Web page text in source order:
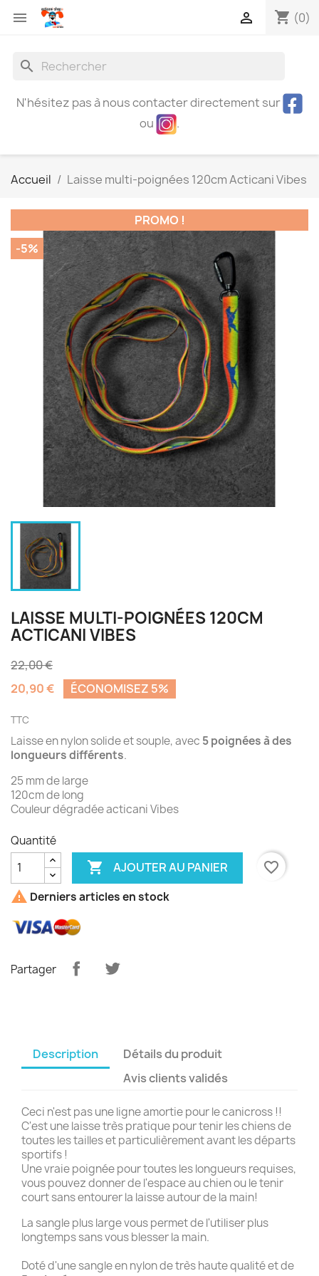
 shopping_cart (0)

search
N'hésitez pas à nous contacter directement sur
ou
.
Accueil Laisse multi-poignées 120cm Acticani Vibes
PROMO !
-5%
LAISSE MULTI-POIGNÉES 120CM
ACTICANI VIBES
22,00 €
20,90 €
ÉCONOMISEZ 5%
TTC
Laisse en nylon solide et souple, avec 5 poignées à des
longueurs différents.
25 mm de large
120cm de long
Couleur dégradée acticani Vibes
Quantité
 AJOUTER AU PANIER
favorite_border
 Derniers articles en stock
Partager
Description
Détails du produit
Avis clients validés
Ceci n'est pas une ligne amortie pour le canicross !!
C'est une laisse très pratique pour tenir les chiens de
toutes les tailles et particulièrement avant les départs
sportifs !
Une vraie poignée pour toutes les longueurs requises,
vous pouvez donner de l'espace au chien ou le tenir
court sans entourer la laisse autour de la main!
La sangle plus large vous permet de l'utiliser plus
longtemps sans vous blesser la main.
Doté d'une sangle en nylon de très haute qualité et de